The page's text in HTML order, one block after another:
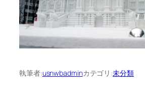
執筆者:usnwbadminカテゴリ:未分類